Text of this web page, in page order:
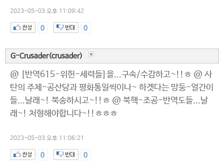
2023-05-03 오후 11:09:42
0 0
G-Crusader(crusader)
@ [반역615-위헌-세력들]을...구속/수감하고~!!ㅎ @ 사
탄의 주체-공산당과 평화통일씩이나~ 하겟다는 망둥-얼간이
들...날래~! 북송하시고~!!ㅎ @ 북핵-조공-반역도들...날
래~! 처형해야합니다~!!ㅎㅎㅎ
2023-05-03 오후 11:06:21
0 0